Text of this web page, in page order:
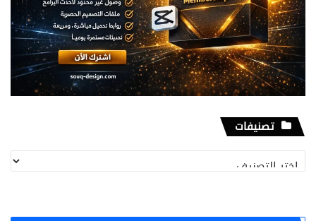
تصنيفات
تصنيفات